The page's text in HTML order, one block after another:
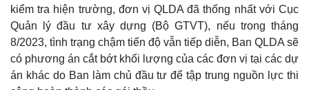
Thế giới thể thao
Hậu trường
Tư vấn
kiểm tra hiện trường, đơn vị QLDA đã thống nhất với Cục
Quản lý đầu tư xây dựng (Bộ GTVT), nếu trong tháng
8/2023, tình trạng chậm tiến độ vẫn tiếp diễn, Ban QLDA sẽ
có phương án cắt bớt khối lượng của các đơn vị tại các dự
án khác do Ban làm chủ đầu tư để tập trung nguồn lực thi